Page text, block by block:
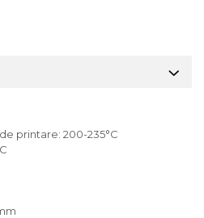
printare: 200-235°C